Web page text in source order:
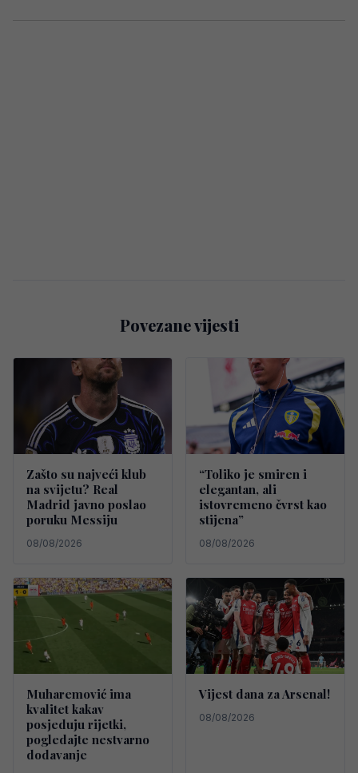
Povezane vijesti
Zašto su najveći klub
na svijetu? Real
Madrid javno poslao
poruku Messiju
08/08/2026
“Toliko je smiren i
elegantan, ali
istovremeno čvrst kao
stijena”
08/08/2026
Muharemović ima
kvalitet kakav
posjeduju rijetki,
pogledajte nestvarno
dodavanje
Vijest dana za Arsenal!
08/08/2026